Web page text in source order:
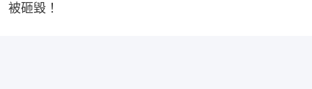
被砸毀！